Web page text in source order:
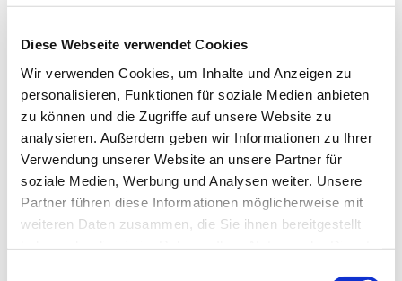
Diese Webseite verwendet Cookies
Wir verwenden Cookies, um Inhalte und Anzeigen zu
personalisieren, Funktionen für soziale Medien anbieten
zu können und die Zugriffe auf unsere Website zu
analysieren. Außerdem geben wir Informationen zu Ihrer
Verwendung unserer Website an unsere Partner für
soziale Medien, Werbung und Analysen weiter. Unsere
Partner führen diese Informationen möglicherweise mit
weiteren Daten zusammen, die Sie ihnen bereitgestellt
Dies könnte Sie auch
interessieren